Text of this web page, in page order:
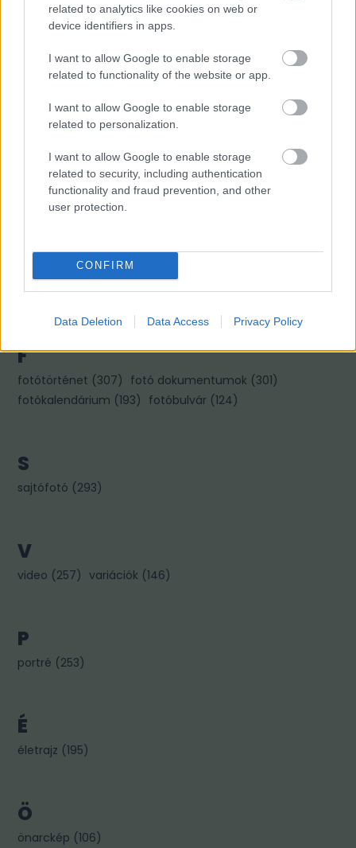
related to analytics like cookies on web or
device identifiers in apps.
I want to allow Google to enable storage
related to functionality of the website or app.
I want to allow Google to enable storage
related to personalization.
I want to allow Google to enable storage
related to security, including authentication
functionality and fraud prevention, and other
user protection.
CONFIRM
Data Deletion Data Access Privacy Policy
magyar fotográfiai múzeum (80)
a hét fotója (381 ) andré kertész (103 )
322) könyvajánló
kincses károly (96)
F
fotótörténet (307) fotó dokumentumok (301)
fotókalendárium (193) fotóbulvár (124)
S
sajtófotó (293)
V
video (257) variációk (146)
P
portré (253)
É
életrajz (195)
Ö
önarckép (106)